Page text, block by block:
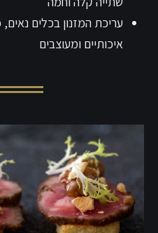
עריכת המזנון בכלים
איכותיים ומעוצבים